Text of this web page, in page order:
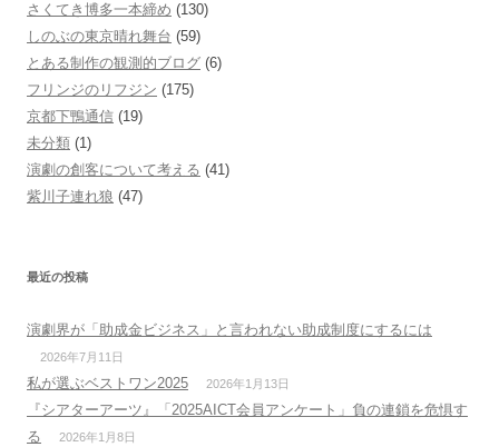
さくてき博多一本締め (130)
しのぶの東京晴れ舞台 (59)
とある制作の観測的ブログ (6)
フリンジのリフジン (175)
京都下鴨通信 (19)
未分類 (1)
演劇の創客について考える (41)
紫川子連れ狼 (47)
最近の投稿
演劇界が「助成金ビジネス」と言われない助成制度にするには
2026年7月11日
私が選ぶベストワン2025 2026年1月13日
『シアターアーツ』「2025AICT会員アンケート」負の連鎖を危惧す
る
2026年1月8日